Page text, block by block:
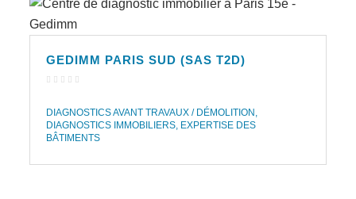
GEDIMM PARIS SUD (SAS T2D)
DIAGNOSTICS AVANT TRAVAUX / DÉMOLITION
DIAGNOSTICS IMMOBILIERS EXPERTISE DES
BÂTIMENTS